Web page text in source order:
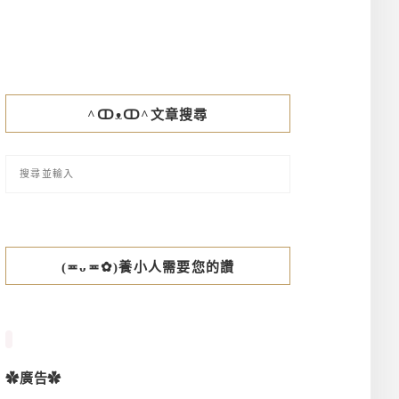
^ↀᴥↀ^文章搜尋
(≖ᴗ≖✿)養小人需要您的讚
✿廣告✿